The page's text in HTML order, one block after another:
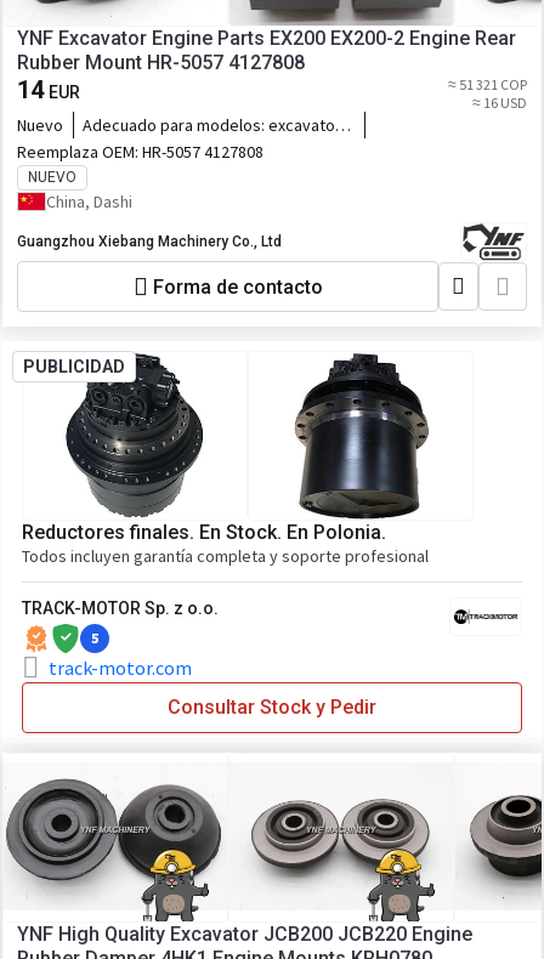
YNF Excavator Engine Parts EX200 EX200-2 Engine Rear
Rubber Mount HR-5057 4127808
14 EUR
≈ 51 321 COP
≈ 16 USD
Nuevo Adecuado para modelos: excavator,
EX200 EX200-2
Reemplaza OEM: HR-5057 4127808
NUEVO
China, Dashi
Guangzhou Xiebang Machinery Co., Ltd
Forma de contacto
PUBLICIDAD
Reductores finales. En Stock. En Polonia.
Todos incluyen garantía completa y soporte profesional
TRACK-MOTOR Sp. z o.o.
5
track-motor.com
Consultar Stock y Pedir
YNF High Quality Excavator JCB200 JCB220 Engine